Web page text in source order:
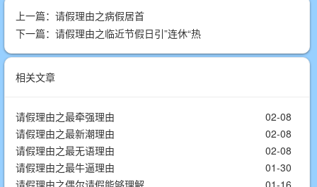
上一篇： 请假理由之病假居首
下一篇： 请假理由之临近节假日引”连休“热
相关文章
02-08
请假理由之最牵强理由
02-08
请假理由之最新潮理由
02-08
请假理由之最无语理由
01-30
请假理由之最牛逼理由
01-16
请假理由之偶尔请假能够理解